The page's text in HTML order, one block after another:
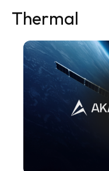
Thermal